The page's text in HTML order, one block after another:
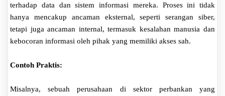
terhadap data dan sistem informasi mereka. Proses ini tidak
hanya mencakup ancaman eksternal, seperti serangan siber,
tetapi juga ancaman internal, termasuk kesalahan manusia dan
kebocoran informasi oleh pihak yang memiliki akses sah.
Contoh Praktis:
Misalnya, sebuah perusahaan di sektor perbankan yang